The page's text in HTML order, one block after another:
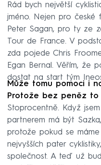
Rád bych největší
jméno. Nejen pro české
Peter Sagan, pro ty ze
Tour de France. V
zda pojede Chris
Egan Bernal. Věřím, že
dostat na start tým
Může tomu pomoci i
Protože bez peněz to
Stoprocentně. Když
partnerem má být
protože pokud se
nejvyšších pater
společnost. A teď už